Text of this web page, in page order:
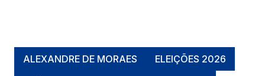
ALEXANDRE DE MORAES
ELEIÇÕES 2026